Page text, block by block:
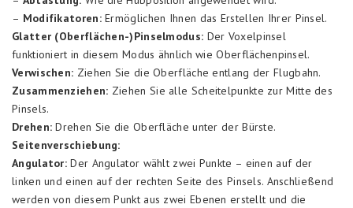
– Modifikatoren:Ermöglichen Ihnen das Erstellen Ihrer Pinsel.
Glatter (Oberflächen-)Pinselmodus: Der Voxelpinsel
funktioniert in diesem Modus ähnlich wie Oberflächenpinsel.
Verwischen: Ziehen Sie die Oberfläche entlang der Flugbahn.
Zusammenziehen: Ziehen Sie alle Scheitelpunkte zur Mitte des
Pinsels.
Drehen: Drehen Sie die Oberfläche unter der Bürste.
Seitenverschiebung:
Angulator: Der Angulator wählt zwei Punkte – einen auf der
linken und einen auf der rechten Seite des Pinsels. Anschließend
werden von diesem Punkt aus zwei Ebenen erstellt und die